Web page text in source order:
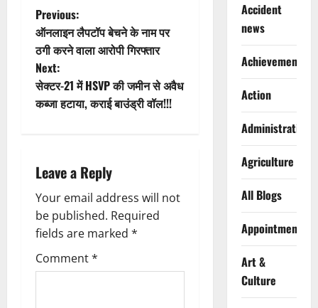
P
o
s
t
a
v
i
g
Previous:
ऑनलाइन लैपटॉप बेचने के नाम पर
ठगी करने वाला आरोपी गिरफ्तार
Next:
सेक्टर-21 में HSVP की जमीन से अवैध
कब्जा हटाया, कराई बाउंड्री वॉल!!!
Leave a Reply
Your email address will not
be published. Required
fields are marked *
Comment*
Accident
news
Achievements
Action
Administration
Agriculture
All Blogs
Appointments
Art &
Culture